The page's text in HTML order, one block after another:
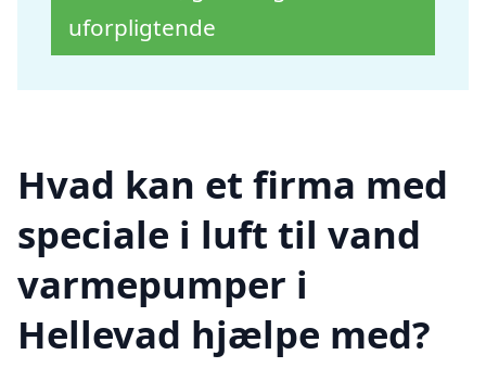
uforpligtende
Hvad kan et firma med
speciale i luft til vand
varmepumper i
Hellevad hjælpe med?